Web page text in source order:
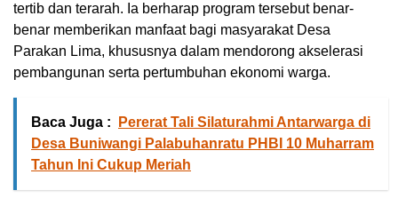
tertib dan terarah. Ia berharap program tersebut benar-
benar memberikan manfaat bagi masyarakat Desa
Parakan Lima, khususnya dalam mendorong akselerasi
pembangunan serta pertumbuhan ekonomi warga.
Baca Juga :
Pererat Tali Silaturahmi Antarwarga di
Desa Buniwangi Palabuhanratu PHBI 10 Muharram
Tahun Ini Cukup Meriah